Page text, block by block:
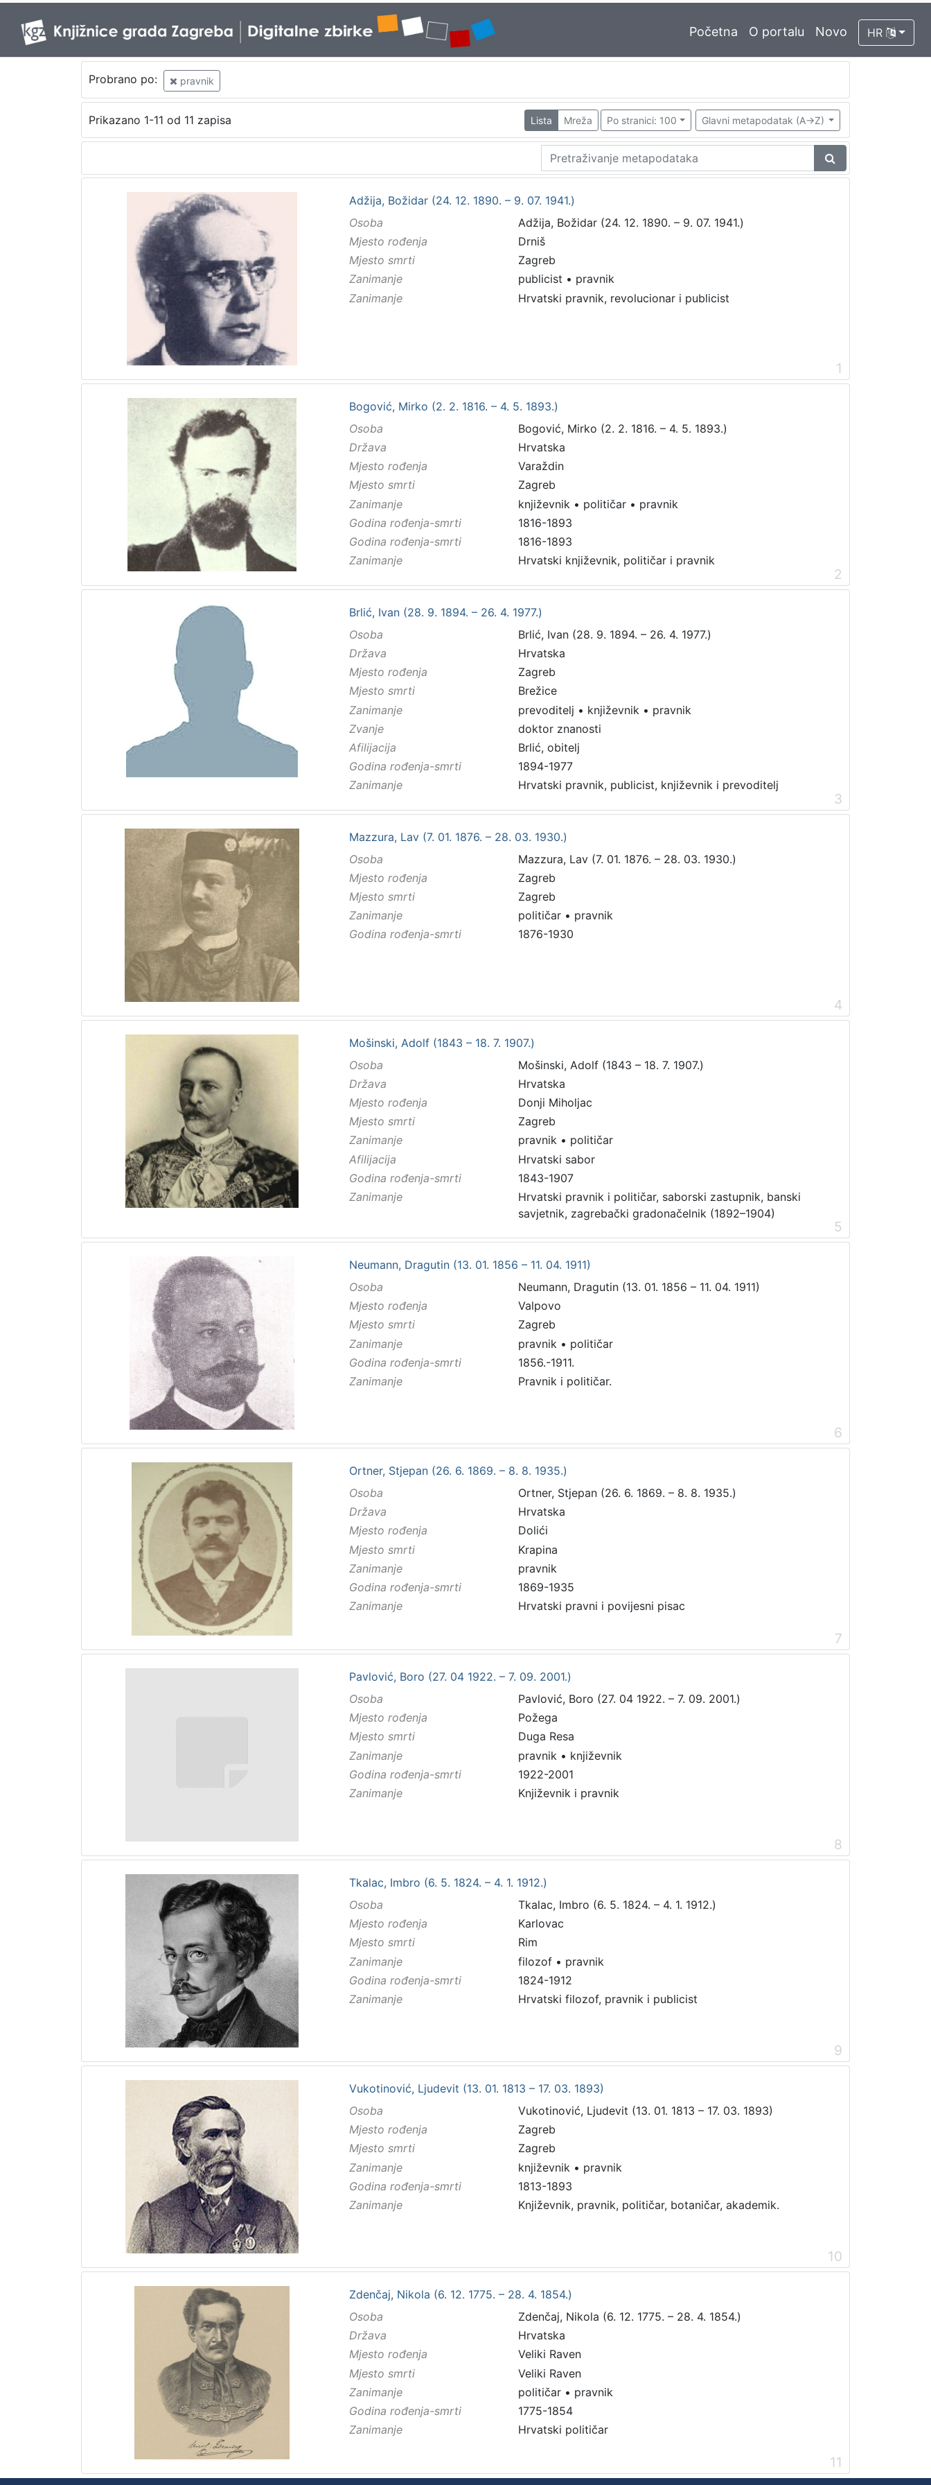
Početna O portalu Novo HR
Probrano po: pravnik
Prikazano 1-11 od 11 zapisa Lista Mreža Po stranici: 100 Glavni metapodatak (A->Z)
Adžija, Božidar (24. 12. 1890. – 9. 07. 1941.)
Osoba
Adžija, Božidar (24. 12. 1890. – 9. 07. 1941.)
Mjesto rođenja
Drniš
Mjesto smrti
Zagreb
Zanimanje
publicist • pravnik
Zanimanje
Hrvatski pravnik, revolucionar i publicist
1
Bogović, Mirko (2. 2. 1816. – 4. 5. 1893.)
Osoba
Bogović, Mirko (2. 2. 1816. – 4. 5. 1893.)
Država
Hrvatska
Mjesto rođenja
Varaždin
Mjesto smrti
Zagreb
Zanimanje
književnik • političar • pravnik
Godina rođenja-smrti
1816-1893
Godina rođenja-smrti
1816-1893
Zanimanje
Hrvatski književnik, političar i pravnik
2
Brlić, Ivan (28. 9. 1894. – 26. 4. 1977.)
Osoba
Brlić, Ivan (28. 9. 1894. – 26. 4. 1977.)
Država
Hrvatska
Mjesto rođenja
Zagreb
Mjesto smrti
Brežice
Zanimanje
prevoditelj • književnik • pravnik
Zvanje
doktor znanosti
Afilijacija
Brlić, obitelj
Godina rođenja-smrti
1894-1977
Zanimanje
Hrvatski pravnik, publicist, književnik i prevoditelj
3
Mazzura, Lav (7. 01. 1876. – 28. 03. 1930.)
Osoba
Mazzura, Lav (7. 01. 1876. – 28. 03. 1930.)
Mjesto rođenja
Zagreb
Mjesto smrti
Zagreb
Zanimanje
političar • pravnik
Godina rođenja-smrti
1876-1930
4
Mošinski, Adolf (1843 – 18. 7. 1907.)
Osoba
Mošinski, Adolf (1843 – 18. 7. 1907.)
Država
Hrvatska
Mjesto rođenja
Donji Miholjac
Mjesto smrti
Zagreb
Zanimanje
pravnik • političar
Afilijacija
Hrvatski sabor
Godina rođenja-smrti
1843-1907
Zanimanje
Hrvatski pravnik i političar, saborski zastupnik, banski
savjetnik, zagrebački gradonačelnik (1892–1904)
5
Neumann, Dragutin (13. 01. 1856 – 11. 04. 1911)
Osoba
Neumann, Dragutin (13. 01. 1856 – 11. 04. 1911)
Mjesto rođenja
Valpovo
Mjesto smrti
Zagreb
Zanimanje
pravnik • političar
Godina rođenja-smrti
1856.-1911.
Zanimanje
Pravnik i političar.
6
Ortner, Stjepan (26. 6. 1869. – 8. 8. 1935.)
Osoba
Ortner, Stjepan (26. 6. 1869. – 8. 8. 1935.)
Država
Hrvatska
Mjesto rođenja
Dolići
Mjesto smrti
Krapina
Zanimanje
pravnik
Godina rođenja-smrti
1869-1935
Zanimanje
Hrvatski pravni i povijesni pisac
7
Pavlović, Boro (27. 04 1922. – 7. 09. 2001.)
Osoba
Pavlović, Boro (27. 04 1922. – 7. 09. 2001.)
Mjesto rođenja
Požega
Mjesto smrti
Duga Resa
Zanimanje
pravnik • književnik
Godina rođenja-smrti
1922-2001
Zanimanje
Književnik i pravnik
8
Tkalac, Imbro (6. 5. 1824. – 4. 1. 1912.)
Osoba
Tkalac, Imbro (6. 5. 1824. – 4. 1. 1912.)
Mjesto rođenja
Karlovac
Mjesto smrti
Rim
Zanimanje
filozof • pravnik
Godina rođenja-smrti
1824-1912
Zanimanje
Hrvatski filozof, pravnik i publicist
9
Vukotinović, Ljudevit (13. 01. 1813 – 17. 03. 1893)
Osoba
Vukotinović, Ljudevit (13. 01. 1813 – 17. 03. 1893)
Mjesto rođenja
Zagreb
Mjesto smrti
Zagreb
Zanimanje
književnik • pravnik
Godina rođenja-smrti
1813-1893
Zanimanje
Književnik, pravnik, političar, botaničar, akademik.
10
Zdenčaj, Nikola (6. 12. 1775. – 28. 4. 1854.)
Osoba
Zdenčaj, Nikola (6. 12. 1775. – 28. 4. 1854.)
Država
Hrvatska
Mjesto rođenja
Veliki Raven
Mjesto smrti
Veliki Raven
Zanimanje
političar • pravnik
Godina rođenja-smrti
1775-1854
Zanimanje
Hrvatski političar
11